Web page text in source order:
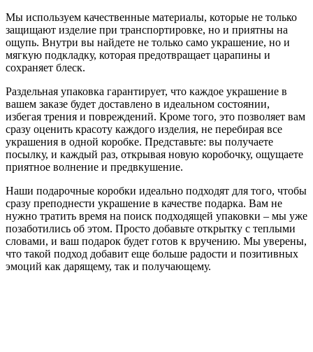
Мы используем качественные материалы, которые не только
защищают изделие при транспортировке, но и приятны на
ощупь. Внутри вы найдете не только само украшение, но и
мягкую подкладку, которая предотвращает царапины и
сохраняет блеск.
Раздельная упаковка гарантирует, что каждое украшение в
вашем заказе будет доставлено в идеальном состоянии,
избегая трения и повреждений. Кроме того, это позволяет вам
сразу оценить красоту каждого изделия, не перебирая все
украшения в одной коробке. Представьте: вы получаете
посылку, и каждый раз, открывая новую коробочку, ощущаете
приятное волнение и предвкушение.
Наши подарочные коробки идеально подходят для того, чтобы
сразу преподнести украшение в качестве подарка. Вам не
нужно тратить время на поиск подходящей упаковки – мы уже
позаботились об этом. Просто добавьте открытку с теплыми
словами, и ваш подарок будет готов к вручению. Мы уверены,
что такой подход добавит еще больше радости и позитивных
эмоций как дарящему, так и получающему.